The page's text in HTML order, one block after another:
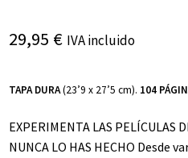
29,95 € IVA incluido
TAPA DURA(23’9 x 27’5 cm). 104
EXPERIMENTA LAS PELÍCULAS
NUNCA LO HAS HECHO Desde